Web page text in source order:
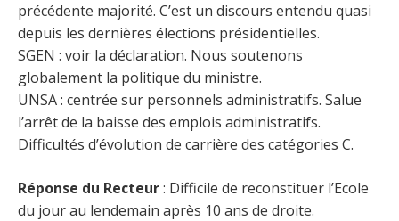
précédente majorité. C’est un discours entendu quasi
depuis les dernières élections présidentielles.
SGEN : voir la déclaration. Nous soutenons
globalement la politique du ministre.
UNSA : centrée sur personnels administratifs. Salue
l’arrêt de la baisse des emplois administratifs.
Difficultés d’évolution de carrière des catégories C.
Réponse du Recteur: Difficile de reconstituer l’Ecole
du jour au lendemain après 10 ans de droite.